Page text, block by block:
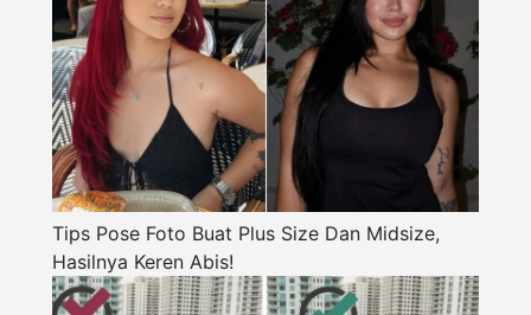
Tips Pose Foto Buat Plus Size Dan Midsize,
Hasilnya Keren Abis!